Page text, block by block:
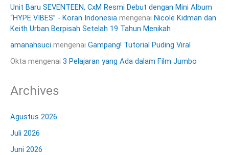
Unit Baru SEVENTEEN, CxM Resmi Debut dengan Mini Album
“HYPE VIBES” - Koran Indonesia mengenai Nicole Kidman dan
Keith Urban Berpisah Setelah 19 Tahun Menikah
amanahsuci mengenai Gampang! Tutorial Puding Viral
Okta mengenai 3 Pelajaran yang Ada dalam Film Jumbo
Archives
Agustus 2026
Juli 2026
Juni 2026